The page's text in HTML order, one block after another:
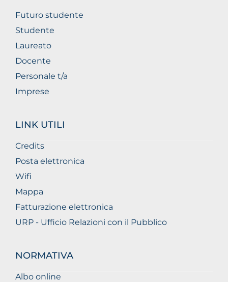
Futuro studente
Studente
Laureato
Docente
Personale t/a
Imprese
LINK UTILI
Credits
Posta elettronica
Wifi
Mappa
Fatturazione elettronica
URP - Ufficio Relazioni con il Pubblico
NORMATIVA
Albo online